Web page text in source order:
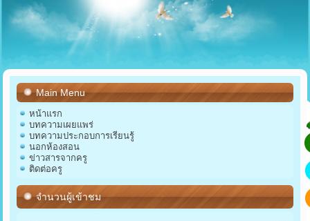
Main Menu
หน้าแรก
บทความเผยแพร่
บทความประกอบการเรียนรู้
นอกห้องสอน
ข่าวสารจากครู
ติดต่อครู
จำนวนผู้เข้าชม